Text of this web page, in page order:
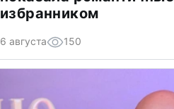
избранником
6 августа 150